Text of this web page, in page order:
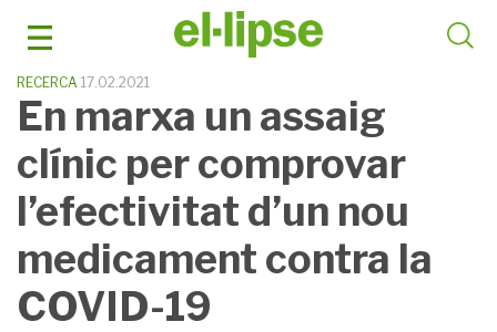
RECERCA 17.02.2021
En marxa un assaig
clínic per comprovar
l’efectivitat d’un nou
medicament contra la
COVID-19